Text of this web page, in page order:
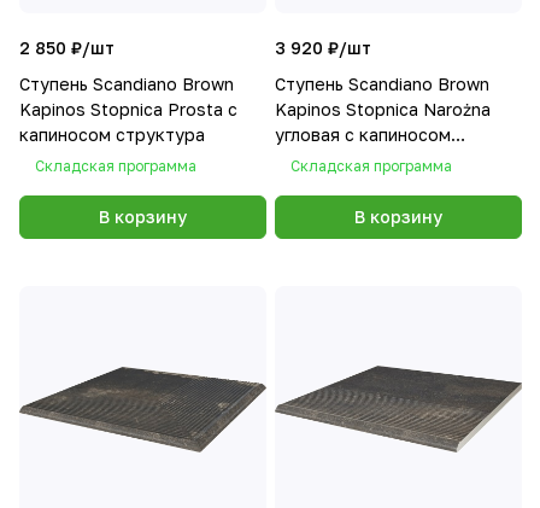
2 850 ₽/шт
Ступень Scandiano Brown
Kapinos Stopnica Prosta с
капиносом структура
Складская программа
В корзину
3 920 ₽/шт
Ступень Scandiano Brown
Kapinos Stopnica Narożna
угловая с капиносом
структура
Складская программа
В корзину